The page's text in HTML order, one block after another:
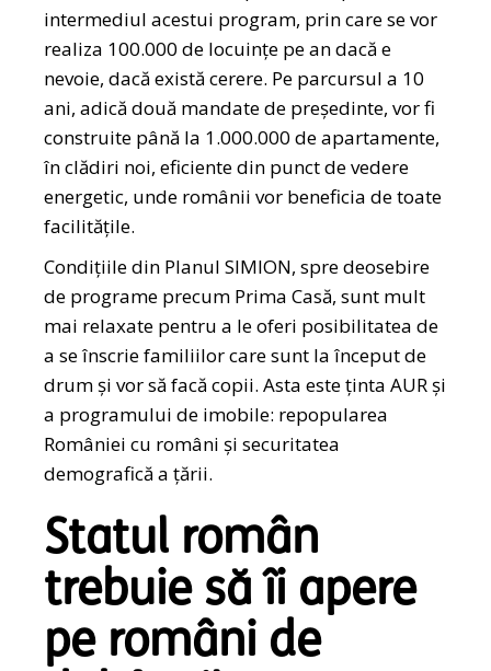
intermediul acestui program, prin care se vor
realiza 100.000 de locuințe pe an dacă e
nevoie, dacă există cerere. Pe parcursul a 10
ani, adică două mandate de președinte, vor fi
construite până la 1.000.000 de apartamente,
în clădiri noi, eficiente din punct de vedere
energetic, unde românii vor beneficia de toate
facilitățile.
Condițiile din Planul SIMION, spre deosebire
de programe precum Prima Casă, sunt mult
mai relaxate pentru a le oferi posibilitatea de
a se înscrie familiilor care sunt la început de
drum și vor să facă copii. Asta este ținta AUR și
a programului de imobile: repopularea
României cu români și securitatea
demografică a țării.
Statul român
trebuie să îi apere
pe români de